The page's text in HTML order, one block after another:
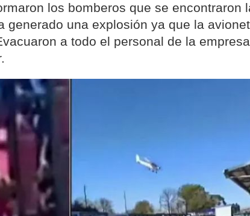
los bomberos que se encontraron
generado una explosión ya que la
a todo el personal de la